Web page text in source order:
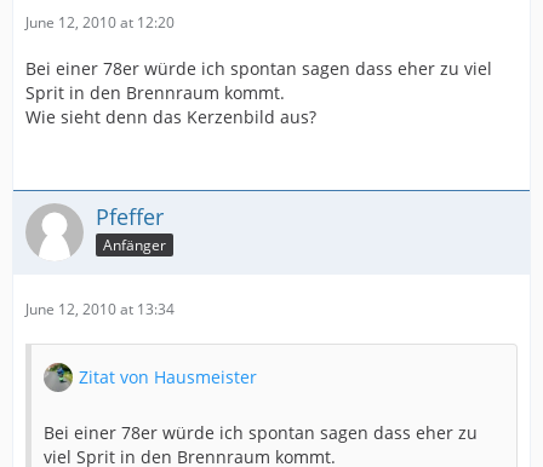
June 12, 2010 at 12:20
Bei einer 78er würde ich spontan sagen dass eher zu viel
Sprit in den Brennraum kommt.
Wie sieht denn das Kerzenbild aus?
Pfeffer
Anfänger
June 12, 2010 at 13:34
Zitat von Hausmeister
Bei einer 78er würde ich spontan sagen dass eher zu
viel Sprit in den Brennraum kommt.